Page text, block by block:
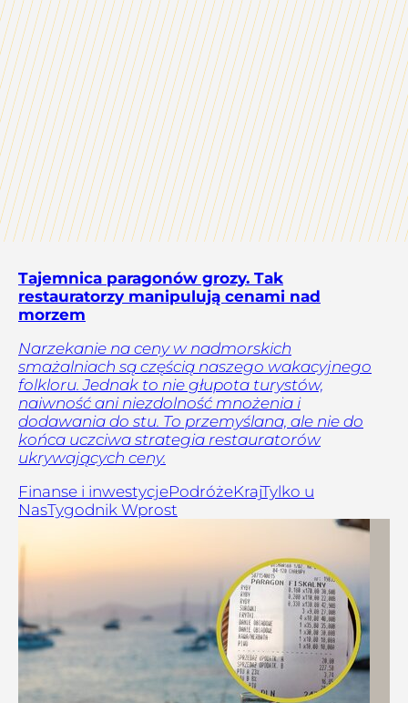
Tajemnica paragonów grozy. Tak
restauratorzy manipulują cenami nad
morzem
Narzekanie na ceny w nadmorskich
smażalniach są częścią naszego wakacyjnego
folkloru. Jednak to nie głupota turystów,
naiwność ani niezdolność mnożenia i
dodawania do stu. To przemyślana, ale nie do
końca uczciwa strategia restauratorów
ukrywających ceny.
Finanse i inwestycjePodróżeKrajTylko u
NasTygodnik Wprost